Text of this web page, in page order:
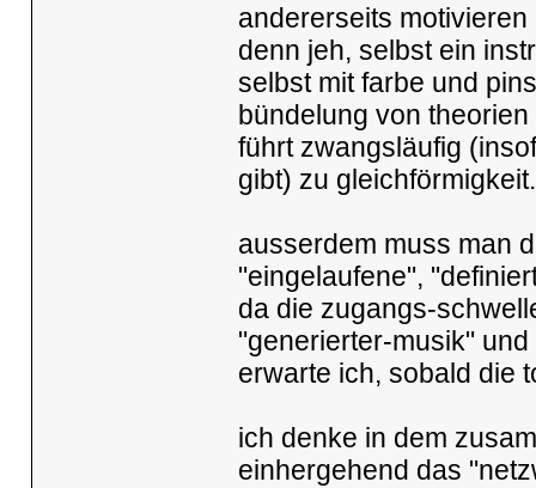
andererseits
denn jeh, selbst ein
selbst mit farbe und
bündelung von
führt zwangsläufig
gibt) zu gleichförmigkeit.
ausserdem muss man
"eingelaufene",
da die zugangs-
"generierter-musik"
erwarte ich, sobald die
ich denke in dem
einhergehend das